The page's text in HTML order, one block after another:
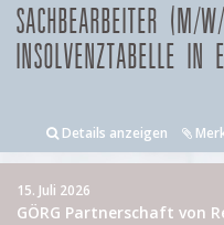
SACHBEARBEITER (M/
INSOLVENZTABELLE IN
Details anzeigen
15. Juli 2026
GÖRG Partnerschaft von